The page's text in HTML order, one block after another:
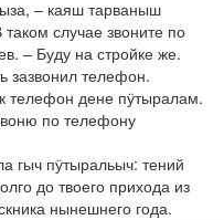
– каяш тарваныш
случае звоните по
– Буду на стройке же.
зазвонил телефон.
телефон дене пӱтыралам.
по телефону
гыч пӱтыральыч: тений
до твоего прихода из
нынешнего года.